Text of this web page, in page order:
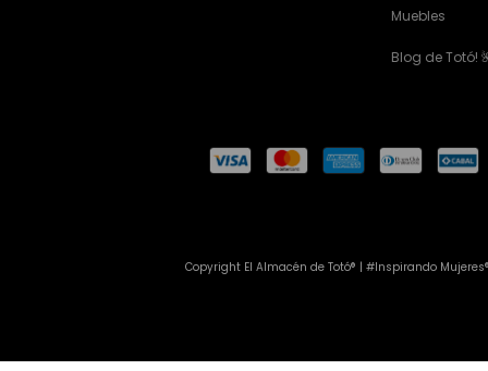
Muebles
Blog de Totó!
Copyright El Almacén de Totó® | #Inspirando